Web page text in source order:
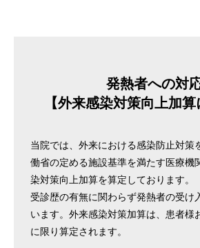
発熱者への対
【外来感染対策向上加算
当院では、外来における感染防止対策
働省の定める施設基準を満たす医療機
染対策向上加算を算定しております。
受診歴の有無に関わらず発熱者の受け
います。外来感染対策加算は、患者様
に限り算定されます。